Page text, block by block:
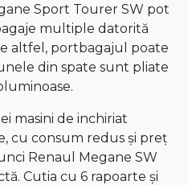
Sport Tourer SW pot
multiple datorită
altfel, portbagajul poate
din spate sunt pliate
masini de inchiriat
cu consum redus și preț
Renaul Megane SW
Cutia cu 6 rapoarte și